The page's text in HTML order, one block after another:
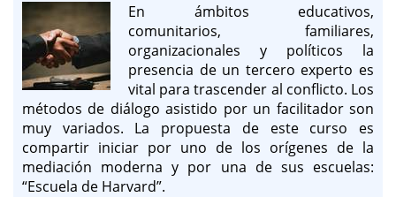
En ámbitos educativos,
comunitarios, familiares,
organizacionales y políticos la
presencia de un tercero experto es
vital para trascender al conflicto. Los
métodos de diálogo asistido por un facilitador son
muy variados. La propuesta de este curso es
compartir iniciar por uno de los orígenes de la
mediación moderna y por una de sus escuelas:
“Escuela de Harvard”.